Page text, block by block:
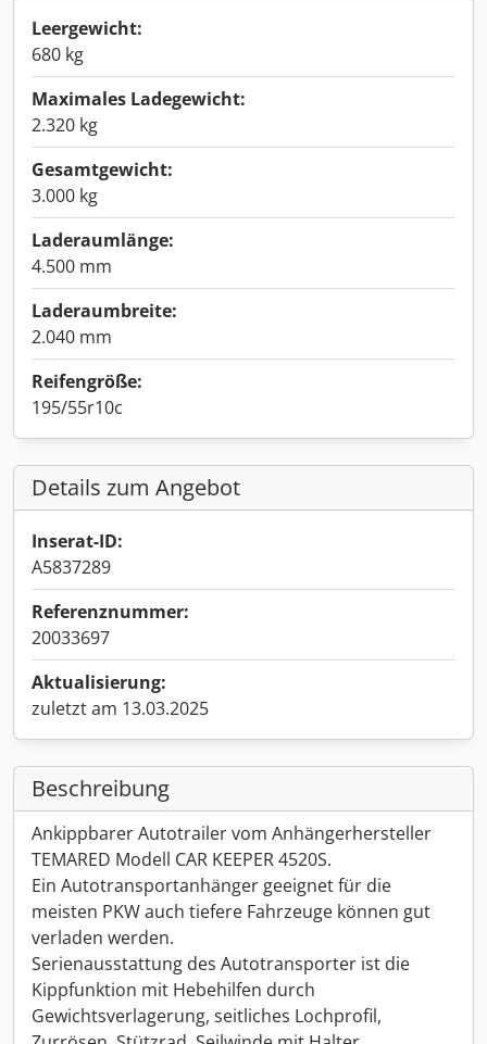
Leergewicht:
680 kg
Maximales Ladegewicht:
2.320 kg
Gesamtgewicht:
3.000 kg
Laderaumlänge:
4.500 mm
Laderaumbreite:
2.040 mm
Reifengröße:
195/55r10c
Details zum Angebot
Inserat-ID:
A5837289
Referenznummer:
20033697
Aktualisierung:
zuletzt am 13.03.2025
Beschreibung
Ankippbarer Autotrailer vom Anhängerhersteller
TEMARED Modell CAR KEEPER 4520S.
Ein Autotransportanhänger geeignet für die
meisten PKW auch tiefere Fahrzeuge können gut
verladen werden.
Serienausstattung des Autotransporter ist die
Kippfunktion mit Hebehilfen durch
Gewichtsverlagerung, seitliches Lochprofil,